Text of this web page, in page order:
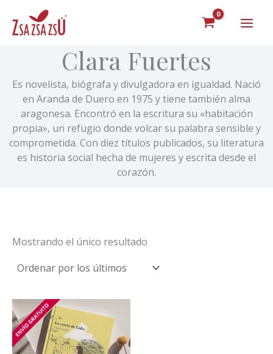
contenido
Clara Fuertes
Es novelista, biógrafa y divulgadora en igualdad. Nació
en Aranda de Duero en 1975 y tiene también alma
aragonesa. Encontró en la escritura su «habitación
propia», un refugio donde volcar su palabra sensible y
comprometida. Con diez títulos publicados, su literatura
es historia social hecha de mujeres y escrita desde el
corazón.
Mostrando el único resultado